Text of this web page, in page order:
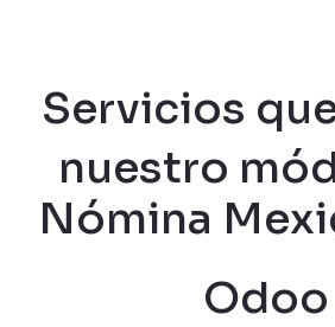
Servicios
nuestro
Nómina
Odoo